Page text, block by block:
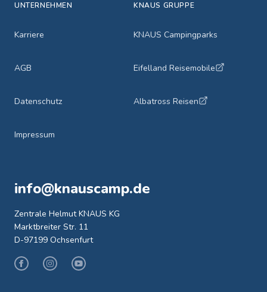
UNTERNEHMEN
Karriere
AGB
Datenschutz
Impressum
KNAUS GRUPPE
KNAUS Campingparks
Eifelland Reisemobile
Albatross Reisen
info@knauscamp.de
Zentrale Helmut KNAUS KG
Marktbreiter Str. 11
D-97199 Ochsenfurt
FacebookInstagramYoutube